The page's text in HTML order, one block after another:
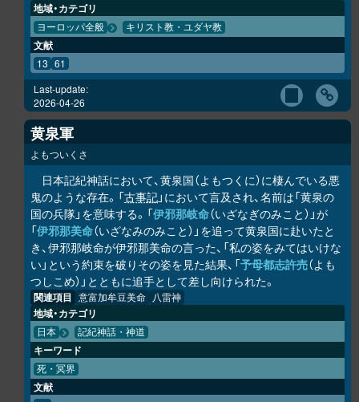
地域・カテゴリ
ヨーロッパ全般 キリスト教・ユダヤ教
文献
13 61
Last-update:
2026-04-26
黄泉軍
よもついくさ
日本記紀神話において、黄泉国（よもつくに）に棲んでいる悪
鬼のような存在。「古事記」において言及され、名前は「黄泉の
国の兵隊」を意味する。「伊邪那岐命（いざなぎのみこと）」が
「伊邪那美命（いざなみのみこと）」を追って黄泉国に赴いたと
き、伊邪那岐命が伊邪那美命の言った、「私の姿をみてはいけな
い」という約束を破りその姿を見た結果、「予母都志許売（よも
つしこめ）」とともに追手として差し向けられた。
関連項目 意富加牟豆美命 八雷神
地域・カテゴリ
日本 記紀神話・神道
キーワード
死・冥界
文献